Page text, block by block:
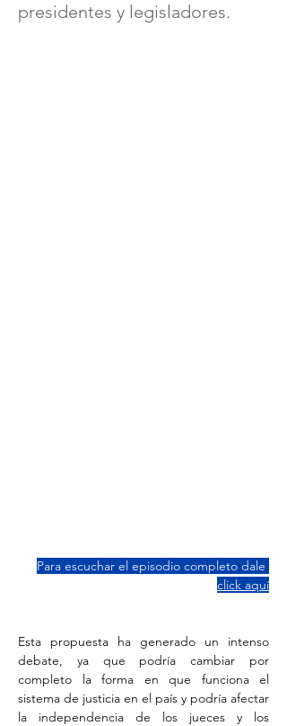
presidentes y legisladores.
Para escuchar el episodio completo dale
click aquí
Esta propuesta ha generado un intenso
debate, ya que podría cambiar por
completo la forma en que funciona el
sistema de justicia en el país y podría afectar